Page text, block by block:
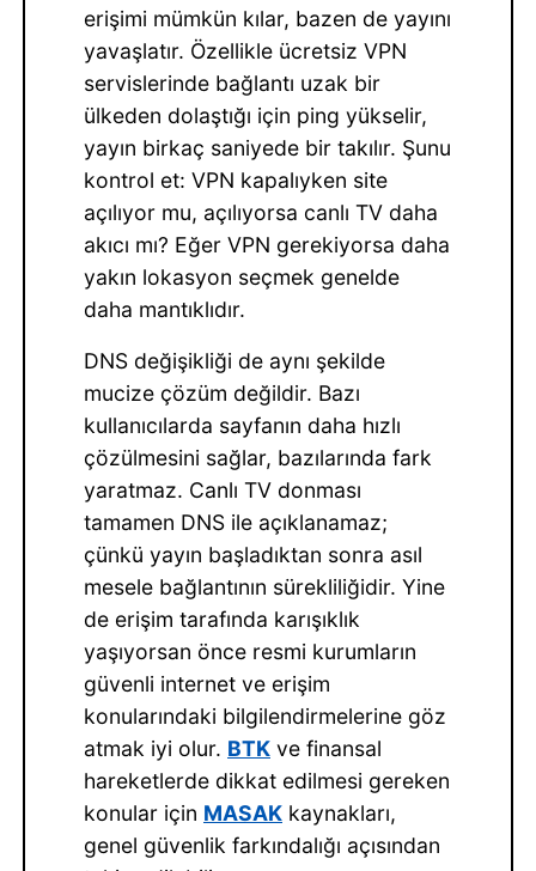
erişimi mümkün kılar, bazen de yayını
yavaşlatır. Özellikle ücretsiz VPN
servislerinde bağlantı uzak bir
ülkeden dolaştığı için ping yükselir,
yayın birkaç saniyede bir takılır. Şunu
kontrol et: VPN kapalıyken site
açılıyor mu, açılıyorsa canlı TV daha
akıcı mı? Eğer VPN gerekiyorsa daha
yakın lokasyon seçmek genelde
daha mantıklıdır.
DNS değişikliği de aynı şekilde
mucize çözüm değildir. Bazı
kullanıcılarda sayfanın daha hızlı
çözülmesini sağlar, bazılarında fark
yaratmaz. Canlı TV donması
tamamen DNS ile açıklanamaz;
çünkü yayın başladıktan sonra asıl
mesele bağlantının sürekliliğidir. Yine
de erişim tarafında karışıklık
yaşıyorsan önce resmi kurumların
güvenli internet ve erişim
konularındaki bilgilendirmelerine göz
atmak iyi olur. BTK ve finansal
hareketlerde dikkat edilmesi gereken
konular için MASAK kaynakları,
genel güvenlik farkındalığı açısından